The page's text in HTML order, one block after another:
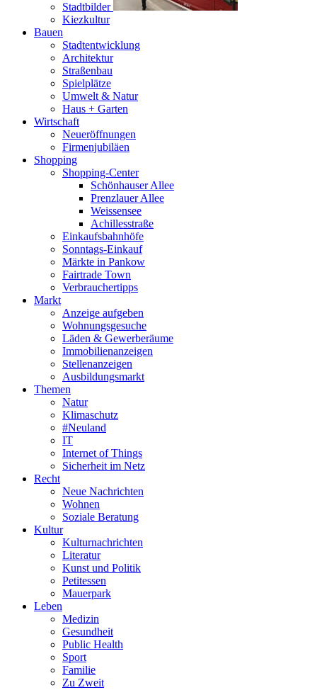
Stadtbilder
Kiezkultur
Bauen
Stadtentwicklung
Architektur
Straßenbau
Spielplätze
Umwelt & Natur
Haus + Garten
Wirtschaft
Neueröffnungen
Firmenjubiläen
Shopping
Shopping-Center
Schönhauser Allee
Prenzlauer Allee
Weissensee
Achillesstraße
Einkaufsbahnhöfe
Sonntags-Einkauf
Märkte in Pankow
Fairtrade Town
Verbrauchertipps
Markt
Anzeige aufgeben
Wohnungsgesuche
Läden & Gewerberäume
Immobilienanzeigen
Stellenanzeigen
Ausbildungsmarkt
Themen
Natur
Klimaschutz
#Neuland
IT
Internet of Things
Sicherheit im Netz
Recht
Neue Nachrichten
Wohnen
Soziale Beratung
Kultur
Kulturnachrichten
Literatur
Kunst und Politik
Petitessen
Mauerpark
Leben
Medizin
Gesundheit
Public Health
Sport
Familie
Zu Zweit